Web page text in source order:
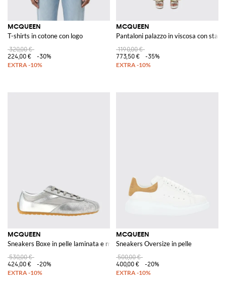
MCQUEEN
T-shirts in cotone con logo
320,00 €
224,00 €
-30%
MCQUEEN
Pantaloni palazzo in viscosa con
1190,00 €
773,50 €
-35%
MCQUEEN
Sneakers Boxe in pelle laminata e nylon
530,00 €
424,00 €
-20%
MCQUEEN
Sneakers Oversize in pelle
500,00 €
400,00 €
-20%